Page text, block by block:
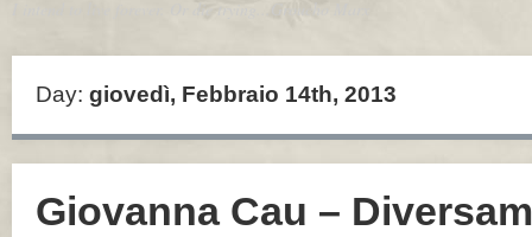
Day: giovedì, Febbraio 14th, 2013
Giovanna Cau –